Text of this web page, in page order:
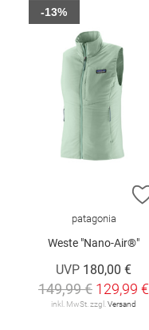
patagonia
Weste "Nano-Air®"
UVP 180,00 €
149,99 € 129,99 €
inkl. MwSt. zzgl. Versand
-13%